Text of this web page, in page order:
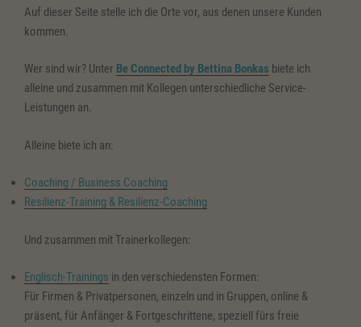
Auf dieser Seite stelle ich die Orte vor, aus denen unsere Kunden
kommen.
Wer sind wir? Unter Be Connected by Bettina Bonkas biete ich
alleine und zusammen mit Kollegen unterschiedliche Service-
Leistungen an.
Alleine biete ich an:
Coaching / Business Coaching
Resilienz-Training & Resilienz-Coaching
Und zusammen mit Trainerkollegen:
Englisch-Trainings in den verschiedensten Formen:
Für Firmen & Privatpersonen, einzeln und in Gruppen, online &
präsent, für Anfänger & Fortgeschrittene, speziell fürs freie